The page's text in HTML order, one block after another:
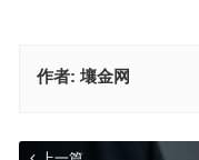
作者: 壤金网